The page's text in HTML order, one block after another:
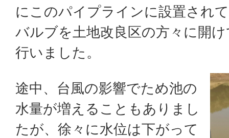
にこのパイプラインに設置され
バルブを土地改良区の方々に開
行いました。
途中、台風の影響でため池の
水量が増えることもありまし
たが、徐々に水位は下がって